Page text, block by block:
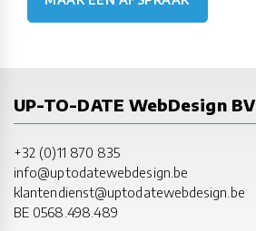
UP-TO-DATE WebDesign BV
+32 (0)11 870 835
info@uptodatewebdesign.be
klantendienst@uptodatewebdesign.be
BE 0568.498.489